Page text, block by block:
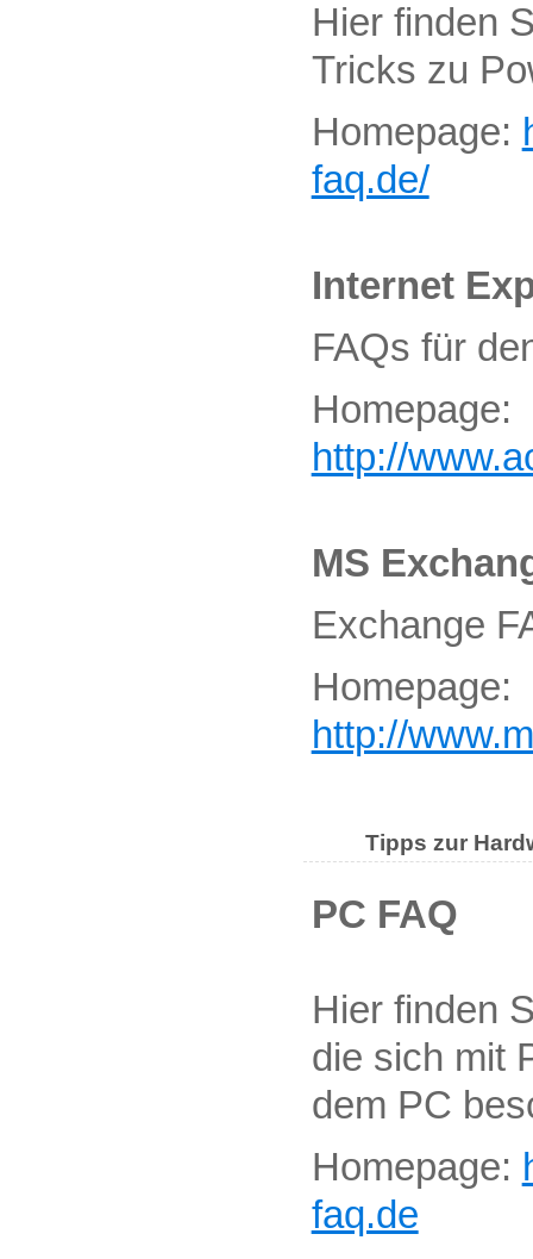
Hier finden
Tricks zu
Homepage:
faq.de/
Internet
FAQs für
Homepage:
http://
MS
Exchange
Homepage:
http://
Tipps zur
PC FAQ
Hier finden
die sich mit
dem PC
Homepage:
faq.de